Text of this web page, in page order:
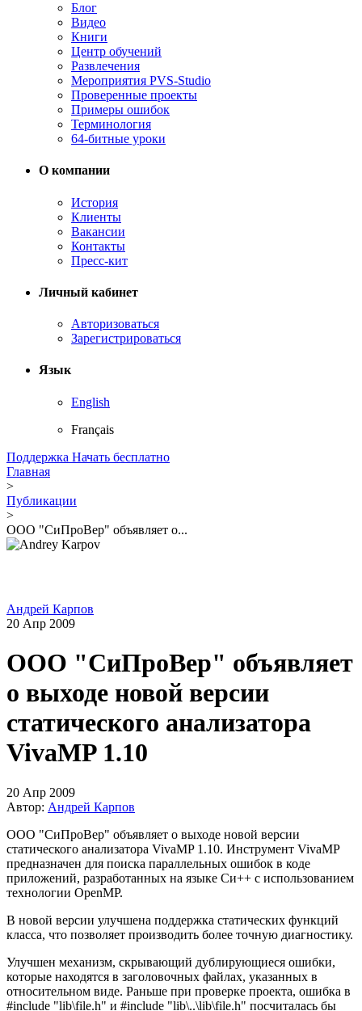
Блог
Видео
Книги
Центр обучений
Развлечения
Мероприятия PVS-Studio
Проверенные проекты
Примеры ошибок
Терминология
64-битные уроки
О компании
История
Клиенты
Вакансии
Контакты
Пресс-кит
Личный кабинет
Авторизоваться
Зарегистрироваться
Язык
English
Français
Поддержка Начать бесплатно
Главная
>
Публикации
>
ООО "СиПроВер" объявляет о...
Андрей Карпов
20 Апр 2009
ООО "СиПроВер" объявляет
о выходе новой версии
статического анализатора
VivaMP 1.10
20 Апр 2009
Автор: Андрей Карпов
ООО "СиПроВер" объявляет о выходе новой версии
статического анализатора VivaMP 1.10. Инструмент VivaMP
предназначен для поиска параллельных ошибок в коде
приложений, разработанных на языке Си++ с использованием
технологии OpenMP.
В новой версии улучшена поддержка статических функций
класса, что позволяет производить более точную диагностику.
Улучшен механизм, скрывающий дублирующиеся ошибки,
которые находятся в заголовочных файлах, указанных в
относительном виде. Раньше при проверке проекта, ошибка в
#include "lib\file.h" и #include "lib\..\lib\file.h" посчиталась бы